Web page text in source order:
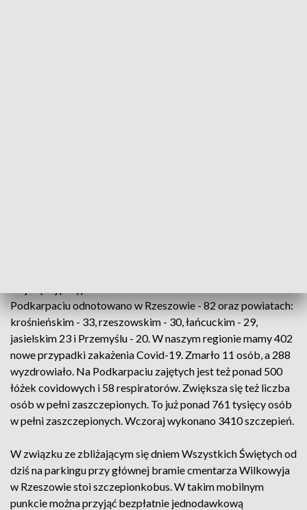
Podkarpaciu odnotowano w Rzeszowie - 82 oraz powiatach:
krośnieńskim - 33, rzeszowskim - 30, łańcuckim - 29,
jasielskim 23 i Przemyślu - 20. W naszym regionie mamy 402
nowe przypadki zakażenia Covid-19. Zmarło 11 osób, a 288
wyzdrowiało. Na Podkarpaciu zajętych jest też ponad 500
łóżek covidowych i 58 respiratorów. Zwiększa się też liczba
osób w pełni zaszczepionych. To już ponad 761 tysięcy osób
w pełni zaszczepionych. Wczoraj wykonano 3410 szczepień.
W związku ze zbliżającym się dniem Wszystkich Świętych od
dziś na parkingu przy głównej bramie cmentarza Wilkowyja
w Rzeszowie stoi szczepionkobus. W takim mobilnym
punkcie można przyjąć bezpłatnie jednodawkową